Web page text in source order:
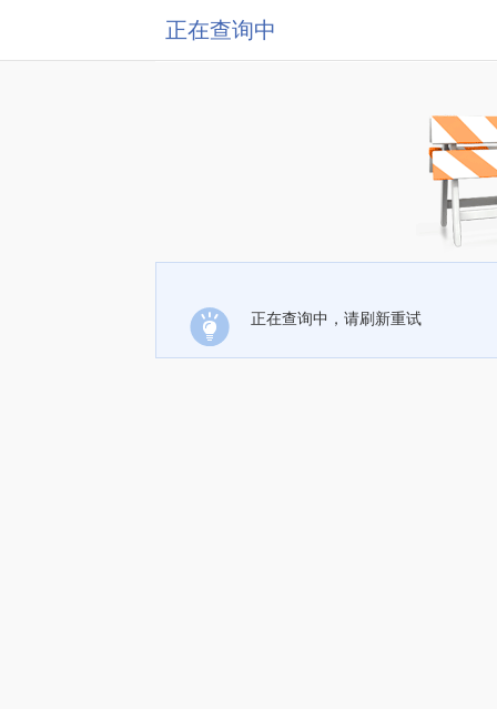
正在查询中
正在查询中，请刷新重试